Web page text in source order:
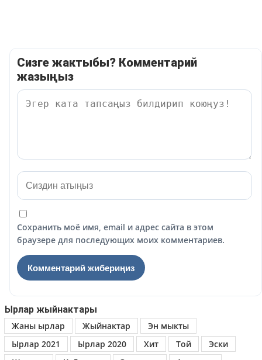
Сизге жактыбы? Комментарий
жазыңыз
Сохранить моё имя, email и адрес сайта в этом
браузере для последующих моих комментариев.
Ырлар жыйнактары
Жаны ырлар
Жыйнактар
Эн мыкты
Ырлар 2021
Ырлар 2020 Хит Той
Эски